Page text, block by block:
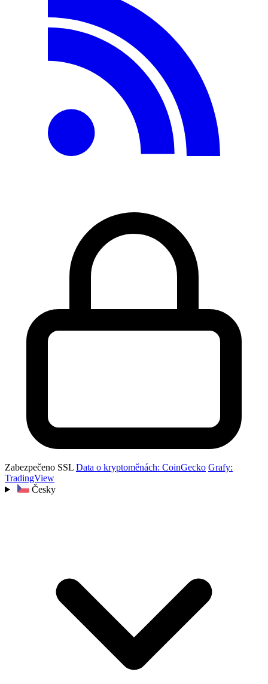
Zabezpečeno SSL Data o kryptoměnách: CoinGecko Grafy:
TradingView
Česky